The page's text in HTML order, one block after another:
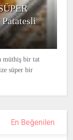
Patatesli
müthiş bir tat
süper bir
En Beğenilen